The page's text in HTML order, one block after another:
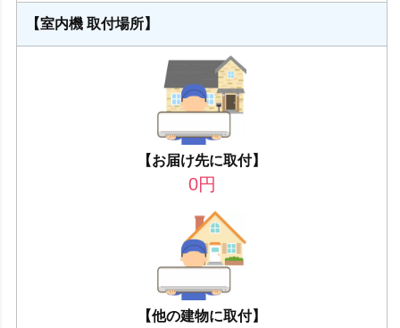
【室内機 取付場所】
【お届け先に取付】
0円
【他の建物に取付】